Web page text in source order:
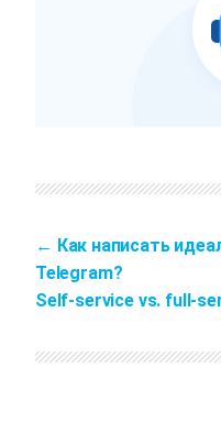
Как написать
Telegram?
Self-service vs. full-